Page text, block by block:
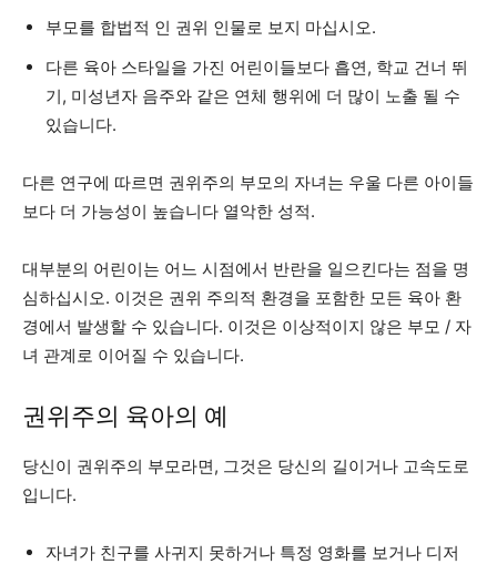
부모를 합법적 인 권위 인물로 보지 마십시오.
다른 육아 스타일을 가진 어린이들보다 흡연, 학교 건너 뛰
기, 미성년자 음주와 같은 연체 행위에 더 많이 노출 될 수
있습니다.
다른 연구에 따르면 권위주의 부모의 자녀는 우울 다른 아이들
보다 더 가능성이 높습니다 열악한 성적.
대부분의 어린이는 어느 시점에서 반란을 일으킨다는 점을 명
심하십시오. 이것은 권위 주의적 환경을 포함한 모든 육아 환
경에서 발생할 수 있습니다. 이것은 이상적이지 않은 부모 / 자
녀 관계로 이어질 수 있습니다.
권위주의 육아의 예
당신이 권위주의 부모라면, 그것은 당신의 길이거나 고속도로
입니다.
자녀가 친구를 사귀지 못하거나 특정 영화를 보거나 디저